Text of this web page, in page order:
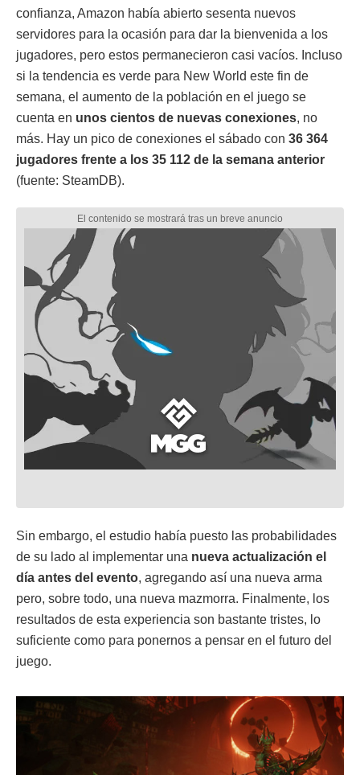
confianza, Amazon había abierto sesenta nuevos
servidores para la ocasión para dar la bienvenida a los
jugadores, pero estos permanecieron casi vacíos. Incluso
si la tendencia es verde para New World este fin de
semana, el aumento de la población en el juego se
cuenta en unos cientos de nuevas conexiones, no
más. Hay un pico de conexiones el sábado con 36 364
jugadores frente a los 35 112 de la semana anterior
(fuente: SteamDB).
Sin embargo, el estudio había puesto las probabilidades
de su lado al implementar una nueva actualización el
día antes del evento, agregando así una nueva arma
pero, sobre todo, una nueva mazmorra. Finalmente, los
resultados de esta experiencia son bastante tristes, lo
suficiente como para ponernos a pensar en el futuro del
juego.